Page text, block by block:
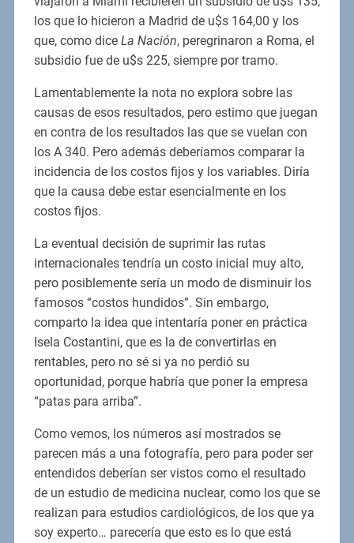
los que lo hicieron a Madrid de u$s 164,00 y los
que, como dice La Nación, peregrinaron a Roma, el
subsidio fue de u$s 225, siempre por tramo.
Lamentablemente la nota no explora sobre las
causas de esos resultados, pero estimo que juegan
en contra de los resultados las que se vuelan con
los A 340. Pero además deberíamos comparar la
incidencia de los costos fijos y los variables. Diría
que la causa debe estar esencialmente en los
costos fijos.
La eventual decisión de suprimir las rutas
internacionales tendría un costo inicial muy alto,
pero posiblemente sería un modo de disminuir los
famosos “costos hundidos”. Sin embargo,
comparto la idea que intentaría poner en práctica
Isela Costantini, que es la de convertirlas en
rentables, pero no sé si ya no perdió su
oportunidad, porque habría que poner la empresa
“patas para arriba”.
Como vemos, los números así mostrados se
parecen más a una fotografía, pero para poder ser
entendidos deberían ser vistos como el resultado
de un estudio de medicina nuclear, como los que se
realizan para estudios cardiológicos, de los que ya
soy experto… parecería que esto es lo que está